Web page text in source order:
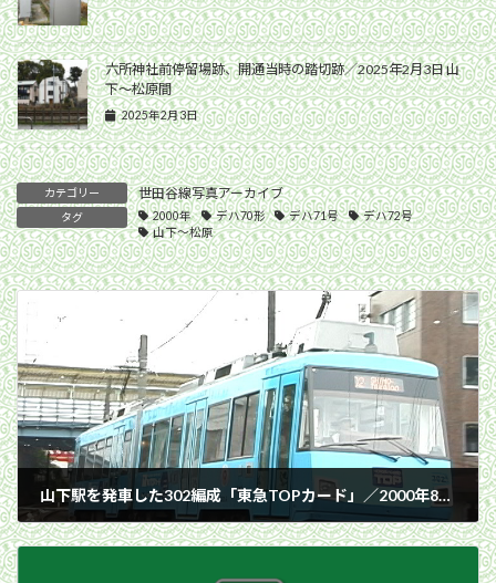
六所神社前停留場跡、開通当時の踏切跡／2025年2月3日 山
下〜松原間
2025年2月3日
カテゴリー 世田谷線写真アーカイブ
タグ 2000年 デハ70形 デハ71号
デハ72号
山下〜松原
山下駅を発車した302編成「東急TOPカード」／2000年8月15日 山下〜松原間
2000年8月15日